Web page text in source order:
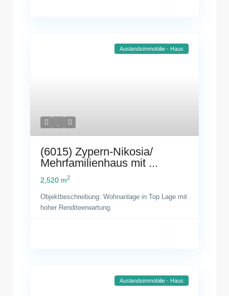
Auslandsimmobilie - Haus
(6015) Zypern-Nikosia/
Mehrfamilienhaus mit ...
2,520 m2
Objektbeschreibung: Wohnanlage in Top Lage mit
hoher Renditeerwartung.
Auslandsimmobilie - Haus